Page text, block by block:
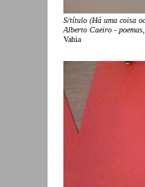
S/título (Há uma coisa
Alberto Caeiro - poemas,
Vahia